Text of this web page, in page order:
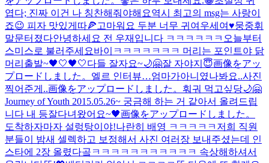
엽다; 진짜 이건 나 칭찬해줘야해요역시 최고의 msg는 사랑이
죠😉 피자 맛있게따🍕고마워요 두분 너무 귀여우세여♥️뭉중휘
말문터졌다안녕하세요 전 우재입니다 ㅋㅋㅋㅋㅋㅋ 오늘부터
스미스로 불러주세요바이ㅋㅋㅋㅋㅋㅋㅋ 머리는 포인트야 닭
머리 출발~🖤🤍🖤🤍다들 잘자요~🌙🤗잘 자야지😇画像をアッ
プロードしました。 엘르 인터뷰…엄마가아니였나봐요..사진
찍어준게..画像をアップロードしました。 훠궈 먹고싶당🌙🤗
Journey of Youth 2015.05.26~ 궁금해 하는 거 같아서 올려드립
니다 내 등잘다녀왔어요~🖤画像をアップロードしました。
도착하자마자 설렁탕이야!나란히 배영 ㅋㅋㅋㅋㅋ 저희 직원
분들이 밤새 셀렉하고 보정해서 사진 여러장 보내주셨는데 인
스타에 2장 올렸다곸ㅋㅋㅋㅋㅋㅋㅋㅋㅋㅋㅋ 속상해하셔서